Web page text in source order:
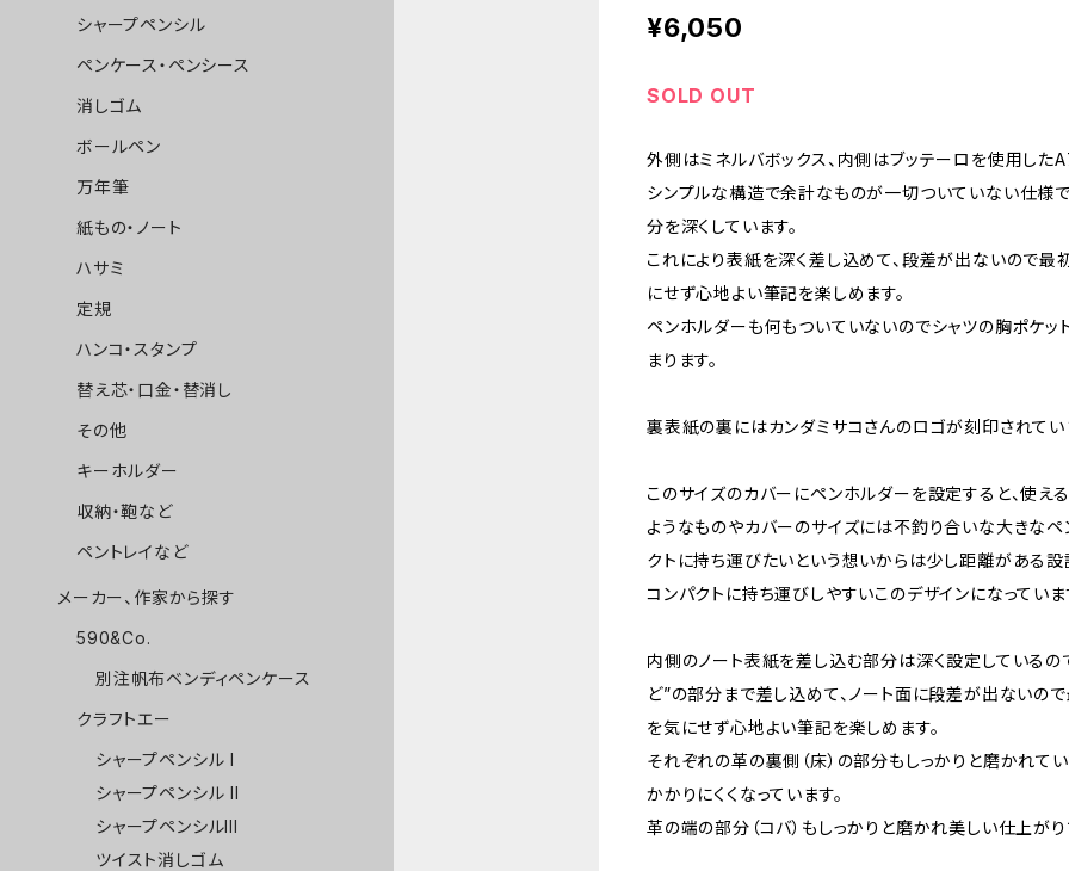
¥6,050
SOLD OUT
外側はミネルバボックス、内側はブッテーロを使用した
シンプルな構造で余計なものが一切ついていない仕様
分を深くしています。
これにより表紙を深く差し込めて、段差が出ないので
にせず心地よい筆記を楽しめます。
ペンホルダーも何もついていないのでシャツの胸ポケッ
まります。
裏表紙の裏にはカンダミサコさんのロゴが刻印されてい
このサイズのカバーにペンホルダーを設定すると、使え
ようなものやカバーのサイズには不釣り合いな大きな
クトに持ち運びたいという想いからは少し距離がある設
コンパクトに持ち運びしやすいこのデザインになっていま
内側のノート表紙を差し込む部分は深く設定しているの
ど”の部分まで差し込めて、ノート面に段差が出ないの
を気にせず心地よい筆記を楽しめます。
それぞれの革の裏側（床）の部分もしっかりと磨かれて
かかりにくくなっています。
革の端の部分（コバ）もしっかりと磨かれ美しい仕上がり
シャープペンシル
ペンケース・ペンシース
消しゴム
ボールペン
万年筆
紙もの・ノート
ハサミ
定規
ハンコ・スタンプ
替え芯・口金・替消し
その他
キーホルダー
収納・鞄など
ペントレイなど
メーカー、作家から探す
590&Co.
別注帆布ベンディペンケース
クラフトエー
シャープペンシル I
シャープペンシル II
シャープペンシルIII
ツイスト消しゴム